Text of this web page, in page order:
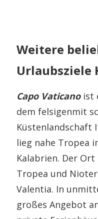
Weitere
Urlaubsziele
Capo Vaticanoist
dem felsigenmit
Küstenlandschaft
lieg nahe Tropea
Kalabrien. Der
Tropea und
Valentia. In
großes Angebot